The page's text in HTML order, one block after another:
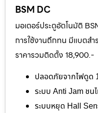
BSM DC
มอเตอร์ประตูอัตโนมัติ
การใช้งานถึกทน มีแบตสำ
ราคารวมติดตั้ง 18,900.-
ปลอดภัยจากไฟดูด
ระบบ Anti Jam ชน
ระบบหยุด Hall